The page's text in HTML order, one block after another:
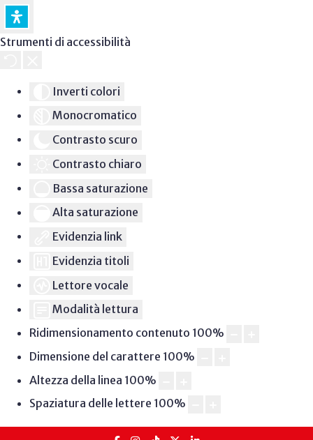
Strumenti di accessibilità
Inverti colori
Monocromatico
Contrasto scuro
Contrasto chiaro
Bassa saturazione
Alta saturazione
Evidenzia link
Evidenzia titoli
Lettore vocale
Modalità lettura
Ridimensionamento contenuto 100%
Dimensione del carattere 100%
Altezza della linea 100%
Spaziatura delle lettere 100%